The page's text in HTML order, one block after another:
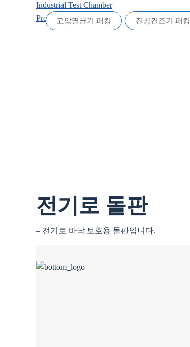
Industrial Test Chamber
Product Parts고압멸균기 패킹 진공건조기 패킹
전기로 돌판
– 전기로 바닥 보호용 돌판입니다.